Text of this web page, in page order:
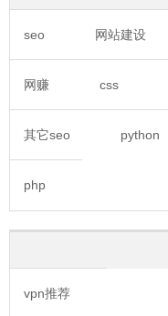
seo 网站建设
网赚 css
其它seo python
php
vpn推荐